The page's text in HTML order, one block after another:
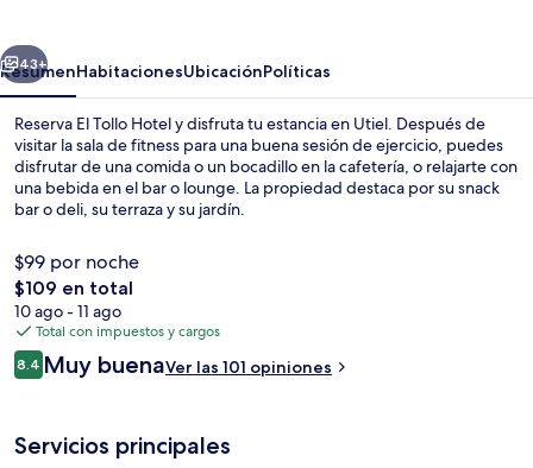
Siguiente
43+
ResumenHabitacionesUbicaciónPolíticas
Reserva El Tollo Hotel y disfruta tu estancia en Utiel. Después de
visitar la sala de fitness para una buena sesión de ejercicio, puedes
disfrutar de una comida o un bocadillo en la cafetería, o relajarte con
una bebida en el bar o lounge. La propiedad destaca por su snack
bar o deli, su terraza y su jardín.
$99 por noche
El
precio
total
es
de
$109 en total
10 ago - 11 ago
Total con impuestos y cargos
Opiniones
8.48.4 de 10,
Muy buenaVer las 101 opiniones
Servicios principales